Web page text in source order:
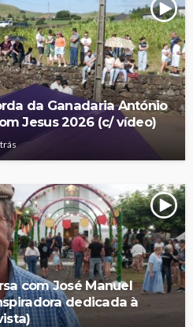
da Ganadaria António
Jesus 2026 (c/ vídeo)
com José Manuel
dedicada à